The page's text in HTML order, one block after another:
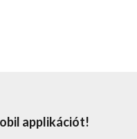
applikációt!